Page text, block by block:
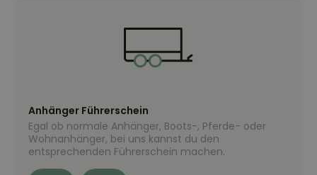
Anhänger Führerschein
Egal ob normale Anhänger, Boots-, Pferde- oder
Wohnanhänger, bei uns kannst du den
entsprechenden Führerschein machen.